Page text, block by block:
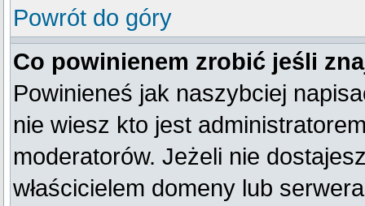
Powrót do góry
Co powinienem zrobić jeśli
Powinieneś jak naszybciej
nie wiesz kto jest
moderatorów. Jeżeli nie
właścicielem domeny lub